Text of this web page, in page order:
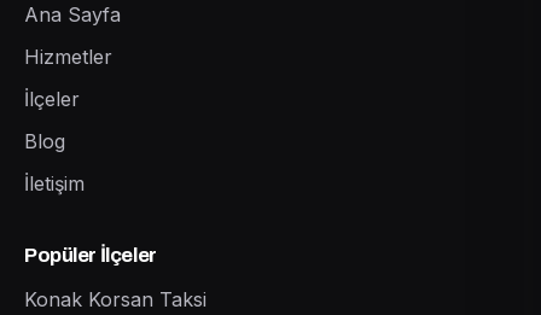
Ana Sayfa
Hizmetler
İlçeler
Blog
İletişim
Popüler İlçeler
Konak Korsan Taksi